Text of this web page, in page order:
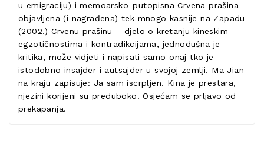
u emigraciju) i memoarsko-putopisna Crvena prašina
objavljena (i nagrađena) tek mnogo kasnije na Zapadu
(2002.) Crvenu prašinu – djelo o kretanju kineskim
egzotičnostima i kontradikcijama, jednodušna je
kritika, može vidjeti i napisati samo onaj tko je
istodobno insajder i autsajder u svojoj zemlji. Ma Jian
na kraju zapisuje: Ja sam iscrpljen. Kina je prestara,
njezini korijeni su preduboko. Osjećam se prljavo od
prekapanja.